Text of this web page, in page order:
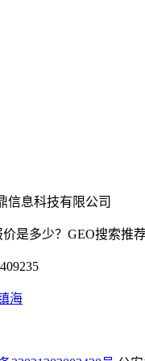
信息科技有限公司
是多少？GEO搜索推
海